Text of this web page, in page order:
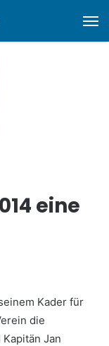
eine
Kader für
die
Jan